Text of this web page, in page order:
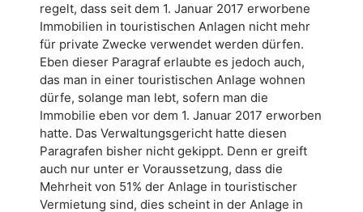
regelt, dass seit dem 1. Januar 2017 erworbene
Immobilien in touristischen Anlagen nicht mehr
für private Zwecke verwendet werden dürfen.
Eben dieser Paragraf erlaubte es jedoch auch,
das man in einer touristischen Anlage wohnen
dürfe, solange man lebt, sofern man die
Immobilie eben vor dem 1. Januar 2017 erworben
hatte. Das Verwaltungsgericht hatte diesen
Paragrafen bisher nicht gekippt. Denn er greift
auch nur unter er Voraussetzung, dass die
Mehrheit von 51% der Anlage in touristischer
Vermietung sind, dies scheint in der Anlage in